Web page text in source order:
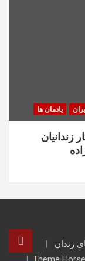
یادمان ها
زندانیان
زندان